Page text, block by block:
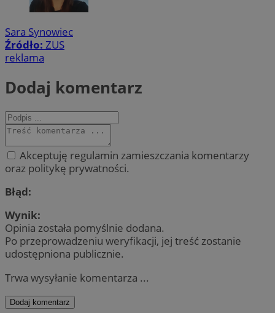
Sara Synowiec
Źródło: ZUS
reklama
Dodaj komentarz
Akceptuję regulamin zamieszczania komentarzy
oraz politykę prywatności.
Błąd:
Wynik:
Opinia została pomyślnie dodana.
Po przeprowadzeniu weryfikacji, jej treść zostanie
udostępniona publicznie.
Trwa wysyłanie komentarza ...
Dodaj komentarz